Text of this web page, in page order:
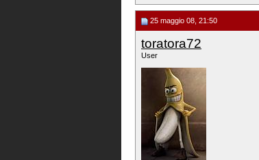
25 maggio 08, 21:50
toratora72
User